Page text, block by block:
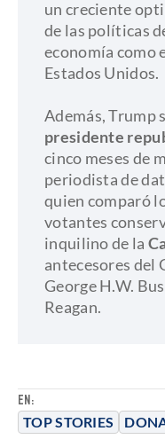
EN:
TOP STORIES
un creciente
de las políticas
economía como
Estados Unidos.
Además, Trump
presidente
cinco meses de
periodista de
quien comparó
votantes
inquilino de la
antecesores del
George H.W.
Reagan.